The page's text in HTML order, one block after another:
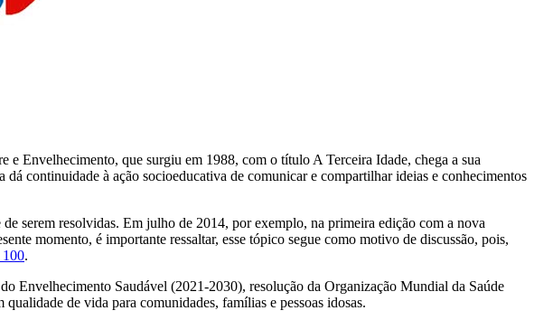
Envelhecimento, que surgiu em 1988, com o título A Terceira Idade, chega a sua
continuidade à ação socioeducativa de comunicar e compartilhar ideias e conhecimentos
serem resolvidas. Em julho de 2014, por exemplo, na primeira edição com a nova
momento, é importante ressaltar, esse tópico segue como motivo de discussão, pois,
.
Envelhecimento Saudável (2021-2030), resolução da Organização Mundial da Saúde
de vida para comunidades, famílias e pessoas idosas.